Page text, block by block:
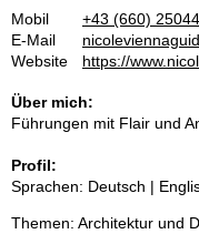
Mobil
+43 (660)
E-Mail
Website
https://
Über mich:
Führungen mit Flair und
Profil:
Sprachen: Deutsch |
Themen: Architektur und